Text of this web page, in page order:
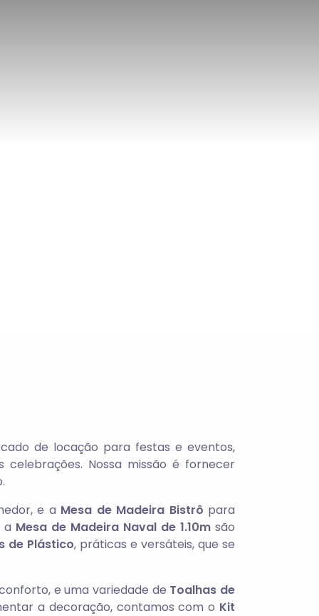
de locação para festas e eventos,
Nossa missão é fornecer
e a Mesa de Madeira Bistrô para
Mesa de Madeira Naval de 1.10m são
de Plástico, práticas e versáteis, que se
e uma variedade de Toalhas de
a decoração, contamos com o Kit